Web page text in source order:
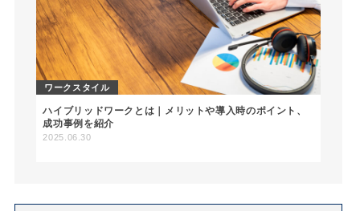
ワークスタイル
ハイブリッドワークとは｜メリットや導入時のポイント、
成功事例を紹介
2025.06.30